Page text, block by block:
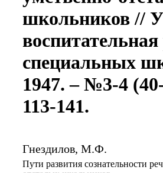
школьников //
специальных
1947. – №3-4
113-141.
Гнездилов, М.Ф.
Пути развития сознательности